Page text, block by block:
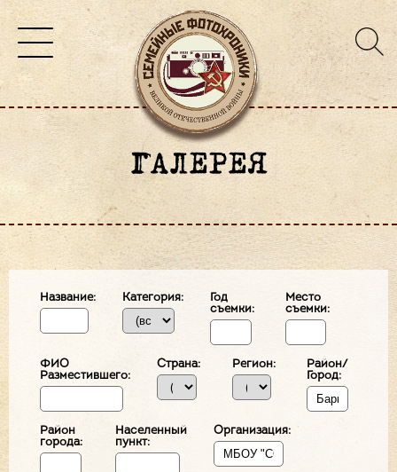
ГАЛЕРЕЯ
Название: Категория:
Год
съемки:
Место
съемки:
ФИО
Разместившего:
Страна: Регион:
Район/
Город:
Район
города:
Населенный
пункт:
Организация: